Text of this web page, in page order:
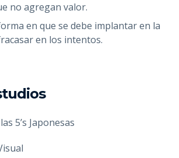
no agregan valor.
en que se debe implantar en la
en los intentos.
5’s Japonesas